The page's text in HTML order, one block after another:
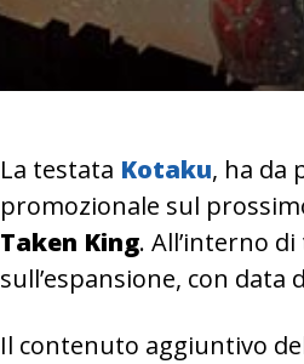
La testata Kotaku, ha da
promozionale sul
Taken King. All’interno
sull’espansione, con data
Il contenuto aggiuntivo